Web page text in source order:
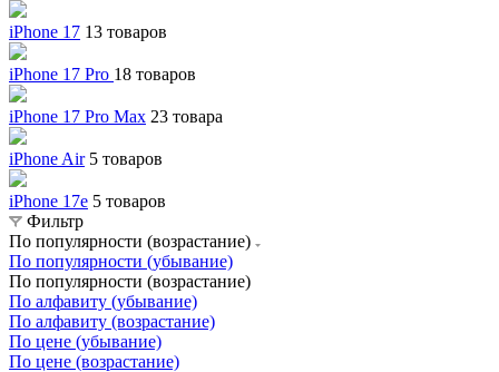
iPhone 17 13 товаров
iPhone 17 Pro 18 товаров
iPhone 17 Pro Max 23 товара
iPhone Air 5 товаров
iPhone 17e 5 товаров
Фильтр
По популярности (возрастание)
По популярности (убывание)
По популярности (возрастание)
По алфавиту (убывание)
По алфавиту (возрастание)
По цене (убывание)
По цене (возрастание)